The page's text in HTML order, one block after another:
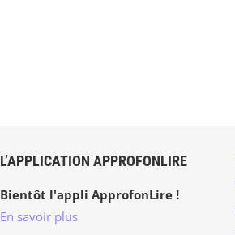
L’APPLICATION APPROFONLIRE
Bientôt l'appli ApprofonLire !
En savoir plus